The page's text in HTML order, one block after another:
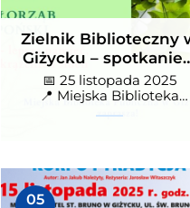
Zielnik Biblioteczny
Giżycku – spotkanie
miłorzębie japońskim
📅 25 listopada 2025
📍 Miejska Biblioteka
Publiczna w Giżycku
Spektakl Krakowskiego
Teatru Komedia „Korpo i
05